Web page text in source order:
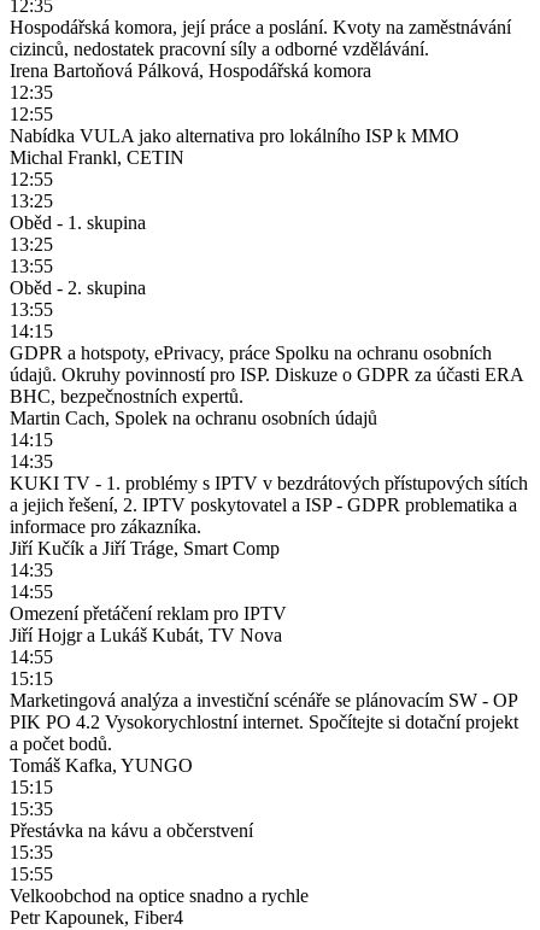
12:35
Hospodářská komora, její práce a poslání. Kvoty na zaměstnávání
cizinců, nedostatek pracovní síly a odborné vzdělávání.
Irena Bartoňová Pálková, Hospodářská komora
12:35
12:55
Nabídka VULA jako alternativa pro lokálního ISP k MMO
Michal Frankl, CETIN
12:55
13:25
Oběd - 1. skupina
13:25
13:55
Oběd - 2. skupina
13:55
14:15
GDPR a hotspoty, ePrivacy, práce Spolku na ochranu osobních
údajů. Okruhy povinností pro ISP. Diskuze o GDPR za účasti ERA
BHC, bezpečnostních expertů.
Martin Cach, Spolek na ochranu osobních údajů
14:15
14:35
KUKI TV - 1. problémy s IPTV v bezdrátových přístupových sítích
a jejich řešení, 2. IPTV poskytovatel a ISP - GDPR problematika a
informace pro zákazníka.
Jiří Kučík a Jiří Tráge, Smart Comp
14:35
14:55
Omezení přetáčení reklam pro IPTV
Jiří Hojgr a Lukáš Kubát, TV Nova
14:55
15:15
Marketingová analýza a investiční scénáře se plánovacím SW - OP
PIK PO 4.2 Vysokorychlostní internet. Spočítejte si dotační projekt
a počet bodů.
Tomáš Kafka, YUNGO
15:15
15:35
Přestávka na kávu a občerstvení
15:35
15:55
Velkoobchod na optice snadno a rychle
Petr Kapounek, Fiber4